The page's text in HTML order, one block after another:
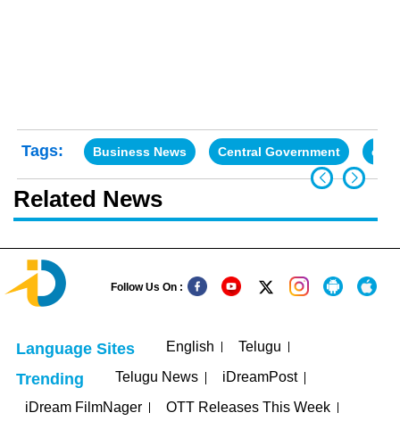
Tags: Business News Central Government
Related News
Follow Us On :
Language Sites English Telugu
Trending Telugu News
iDreamPost
iDream FilmNager
OTT Releases This Week